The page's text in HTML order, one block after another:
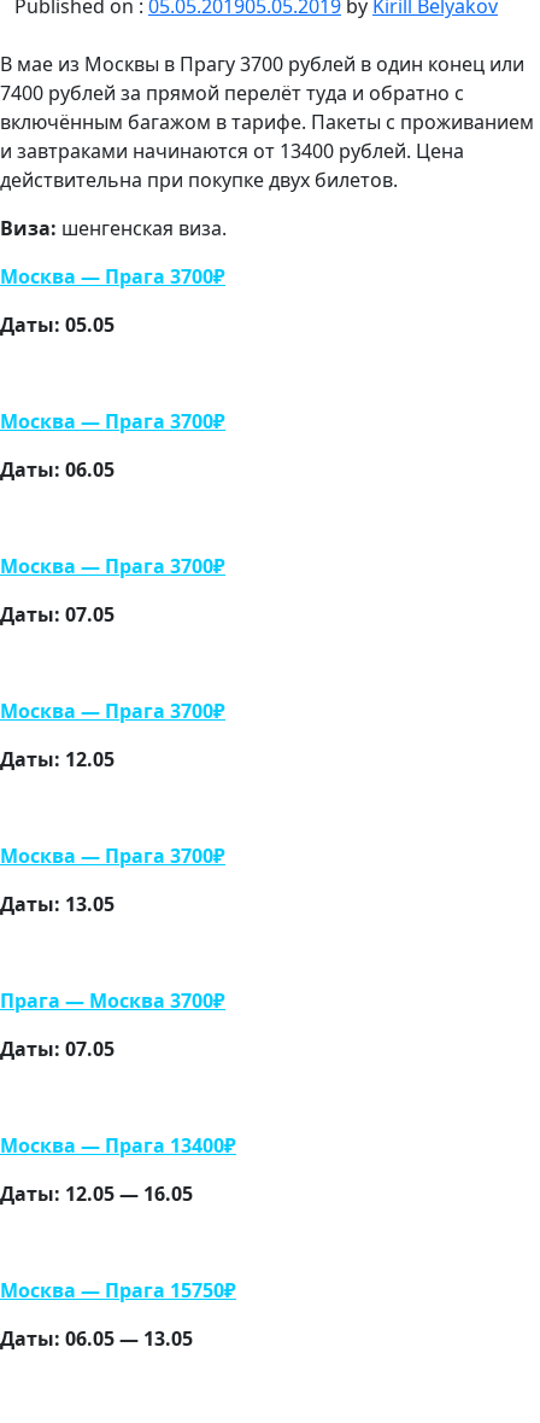
Published on : 05.05.201905.05.2019 by Kirill Belyakov
В мае из Москвы в Прагу 3700 рублей в один конец или
7400 рублей за прямой перелёт туда и обратно с
включённым багажом в тарифе. Пакеты с проживанием
и завтраками начинаются от 13400 рублей. Цена
действительна при покупкедвух билетов.
Виза: шенгенская виза.
Москва — Прага 3700₽
Даты: 05.05
Москва — Прага 3700₽
Даты: 06.05
Москва — Прага 3700₽
Даты: 07.05
Москва — Прага 3700₽
Даты: 12.05
Москва — Прага 3700₽
Даты: 13.05
Прага — Москва 3700₽
Даты: 07.05
Москва — Прага 13400₽
Даты: 12.05 — 16.05
Москва — Прага 15750₽
Даты: 06.05 — 13.05